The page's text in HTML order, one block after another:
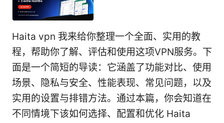
Haita vpn 我来给你整理一个全面、实用的教
程，帮助你了解、评估和使用这项VPN服务。下
面是一个简短的导读：它涵盖了功能对比、使用
场景、隐私与安全、性能表现、常见问题，以及
实用的设置与排错方法。通过本篇，你会知道在
不同情境下该如何选择、配置和优化 Haita